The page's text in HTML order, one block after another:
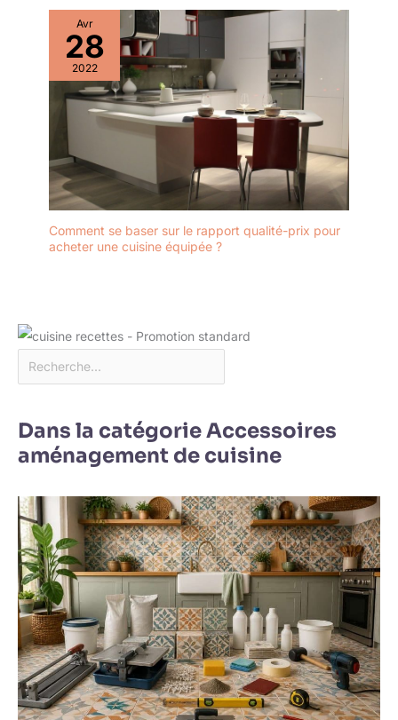
Avr
28
2022
Comment se baser sur le rapport qualité-prix pour
acheter une cuisine équipée ?
Dans la catégorie Accessoires
aménagement de cuisine